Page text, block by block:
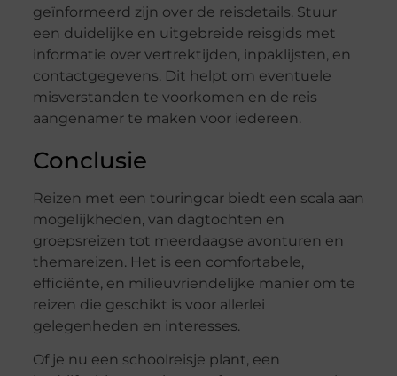
geïnformeerd zijn over de reisdetails. Stuur
een duidelijke en uitgebreide reisgids met
informatie over vertrektijden, inpaklijsten, en
contactgegevens. Dit helpt om eventuele
misverstanden te voorkomen en de reis
aangenamer te maken voor iedereen.
Conclusie
Reizen met een touringcar biedt een scala aan
mogelijkheden, van dagtochten en
groepsreizen tot meerdaagse avonturen en
themareizen. Het is een comfortabele,
efficiënte, en milieuvriendelijke manier om te
reizen die geschikt is voor allerlei
gelegenheden en interesses.
Of je nu een schoolreisje plant, een